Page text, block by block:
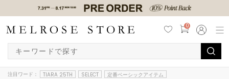
0
注目ワード： TIARA 25TH SELECT 定番ベーシックアイテム